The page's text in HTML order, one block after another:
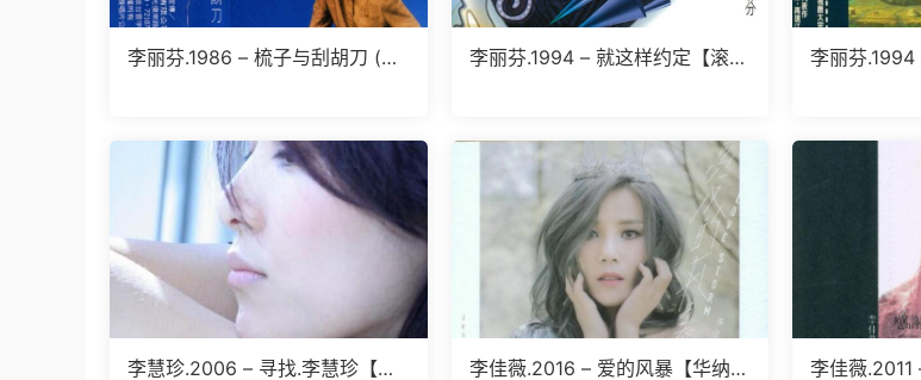
李丽芬.1986 – 梳子与刮胡刀 (台
李丽芬.1994 – 就这样约定【滚
李丽芬.1994
李慧珍.2006 – 寻找.李慧珍【华 李佳薇.2016 – 爱的风暴【华纳】 李佳薇.2011